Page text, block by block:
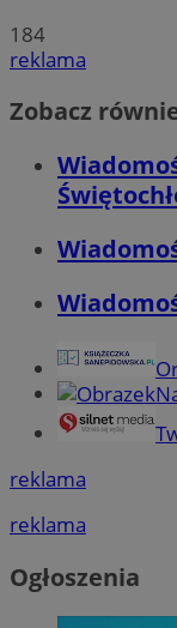
184
reklama
Zobacz
reklama
reklama
Ogłoszenia